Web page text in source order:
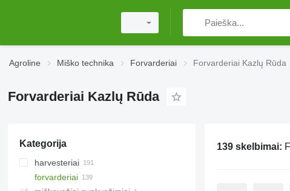
Agroline Miško technika Forvarderiai Forvarderiai Kazlų Rūda
Forvarderiai Kazlų Rūda
Kategorija
harvesteriai
forvarderiai
139 skelbimai: